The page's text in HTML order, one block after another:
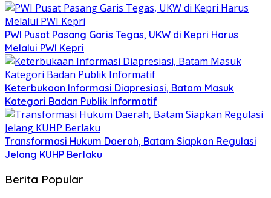
PWI Pusat Pasang Garis Tegas, UKW di Kepri Harus
Melalui PWI Kepri
Keterbukaan Informasi Diapresiasi, Batam Masuk
Kategori Badan Publik Informatif
Transformasi Hukum Daerah, Batam Siapkan Regulasi
Jelang KUHP Berlaku
Berita Popular